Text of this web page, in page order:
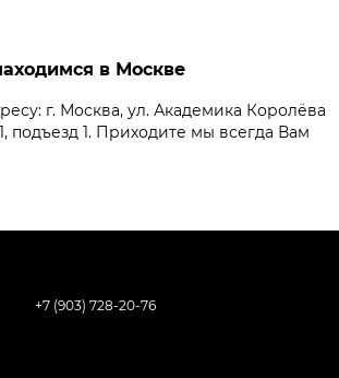
в Москве
г. Москва, ул. Академика Королёва
1, подъезд 1. Приходите мы всегда Вам
+7 (903) 728-20-76